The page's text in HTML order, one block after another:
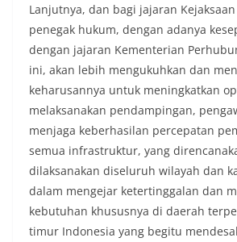
Lanjutnya, dan bagi jajaran
penegak hukum, dengan adanya
dengan jajaran Kementerian
ini, akan lebih mengukuhkan dan
keharusannya untuk meningkatkan
melaksanakan pendampingan,
menjaga keberhasilan percepatan
semua infrastruktur, yang
dilaksanakan diseluruh wilayah dan
dalam mengejar ketertinggalan dan
kebutuhan khususnya di daerah
timur Indonesia yang begitu